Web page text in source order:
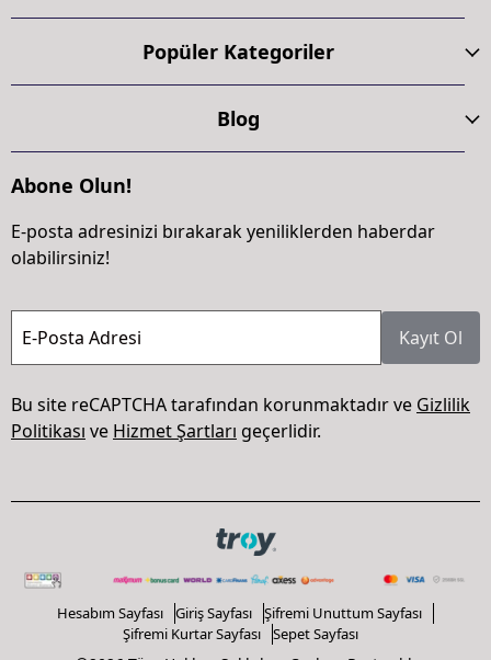
Popüler Kategoriler
Blog
Abone Olun!
E-posta adresinizi bırakarak yeniliklerden haberdar
olabilirsiniz!
E-Posta Adresi Kayıt Ol
Bu site reCAPTCHA tarafından korunmaktadır ve Gizlilik
Politikası ve Hizmet Şartları geçerlidir.
Hesabım Sayfası Giriş Sayfası
Şifremi Unuttum Sayfası
Şifremi Kurtar Sayfası
Sepet Sayfası